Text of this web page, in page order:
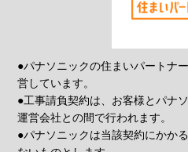
●パナソニックの住まいパートナ
営しています。
●工事請負契約は、お客様とパナ
運営会社との間で行われます。
●パナソニックは当該契約にかか